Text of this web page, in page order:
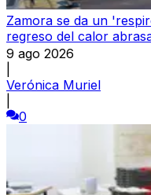
Zamora se da un
regreso del calor
9 ago 2026
Verónica Muriel
0